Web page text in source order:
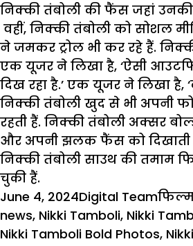
निक्की तंबोली की फैंस जहां
वहीं, निक्की तंबोली को सोशल
ने जमकर ट्रोल भी कर रहे हैं.
एक यूजर ने लिखा है, ‘ऐसी
दिख रहा है.’ एक यूजर ने लिखा है,
निक्की तंबोली खुद से भी अपनी
रहती हैं. निक्की तंबोली अक्सर
और अपनी झलक फैंस को दिखाती
निक्की तंबोली साउथ की तमाम
चुकी हैं.
Posted
on
June 4, 2024Author
Digital Team
news, Nikki Tamboli, Nikki
Nikki Tamboli Bold Photos,